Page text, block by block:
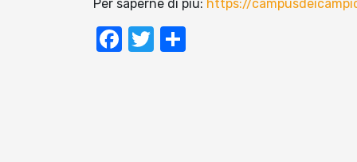
Per saperne di più: https://
Facebook
Twitter